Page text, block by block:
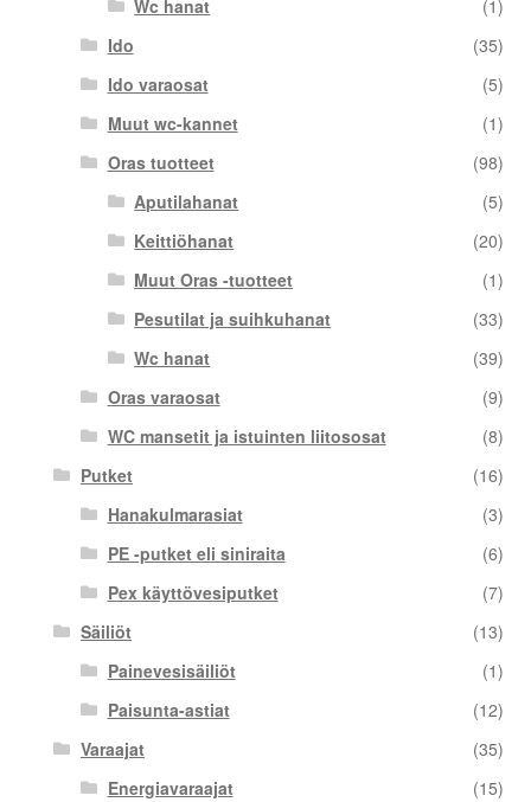
Wc hanat
(1)
Ido
(35)
Ido varaosat
(5)
Muut wc-kannet
(1)
Oras tuotteet
(98)
Aputilahanat
(5)
Keittiöhanat
(20)
Muut Oras -tuotteet
(1)
Pesutilat ja suihkuhanat
(33)
Wc hanat
(39)
Oras varaosat
(9)
WC mansetit ja istuinten liitososat
(8)
Putket
(16)
Hanakulmarasiat
(3)
PE -putket eli siniraita
(6)
Pex käyttövesiputket
(7)
Säiliöt
(13)
Painevesisäiliöt
(1)
Paisunta-astiat
(12)
Varaajat
(35)
Energiavaraajat
(15)